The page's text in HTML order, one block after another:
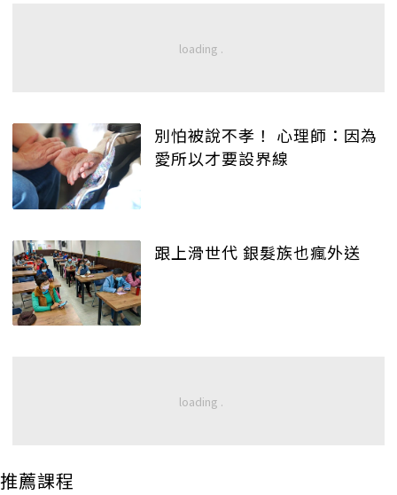
別怕被說不孝！ 心理師：因為
愛所以才要設界線
跟上滑世代 銀髮族也瘋外送
推薦課程